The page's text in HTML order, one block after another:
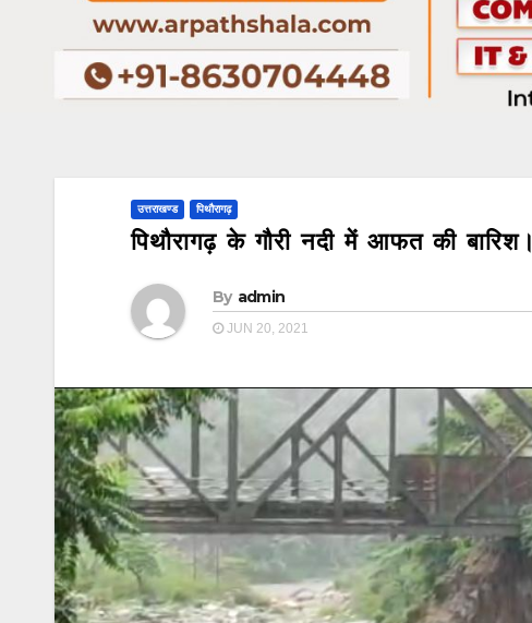
उत्तराखण्ड पिथौरागढ़
पिथौरागढ़ के गौरी नदी में आफत की बारिश।
By admin
JUN 20, 2021